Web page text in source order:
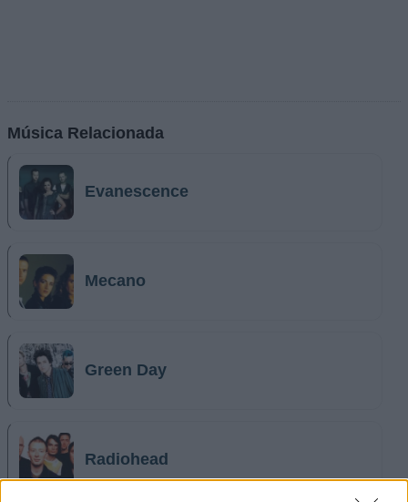
Música Relacionada
Evanescence
Mecano
Green Day
Radiohead